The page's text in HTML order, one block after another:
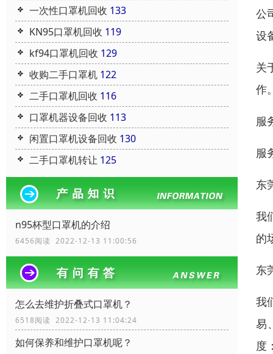
一次性口罩机回收 133
KN95口罩机回收 119
kf94口罩机回收 129
收购二手口罩机 122
二手口罩机回收 116
口罩机器设备回收 113
闲置口罩机设备回收 130
二手口罩机转让 125
n95杯型口罩机的介绍
6456阅读 2022-12-13 11:00:56
怎么去维护折叠式口罩机？
6518阅读 2022-12-13 11:04:24
如何保养和维护口罩机呢？
公
设
关
作
服
服
东
我
的
东
我
易
度